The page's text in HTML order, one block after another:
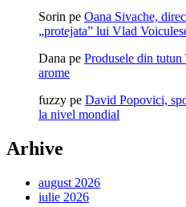
Sorin pe Oana Sivache,
„protejata” lui Vlad
Dana pe Produsele din
arome
fuzzy pe David Popovici,
la nivel mondial
Arhive
august 2026
iulie 2026